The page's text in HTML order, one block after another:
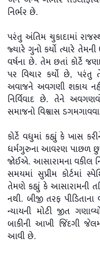
નિર્ભર છે.
પરંતુ અંતિમ ચુકાદામાં
જ્યારે ગુનો કર્યો ત્યારે
વર્ષના છે. તેમ છતાં કોર્ટે
પર વિચાર કર્યો છે, પરંતુ
અવાજને અવગણી શકાય
નિર્વિવાદ છે. તેને
સમાજનો વિશ્વાસ
કોર્ટે વધુમાં કહ્યું કે ખાસ
ધર્મગુરુના આવરણ પાછળ
જોઈએ. આસારામના વકીલ
સમયમાં સુપ્રીમ કોર્ટમાં
તેમણે કહ્યું કે આસારામની
નથી. બીજી તરફ
ન્યાયની મોટી જીત
બાકીની આખી જિંદગી
આવી છે.